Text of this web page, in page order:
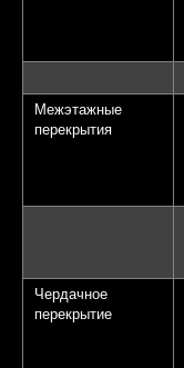
Межэтажные
перекрытия
Чердачное
перекрытие